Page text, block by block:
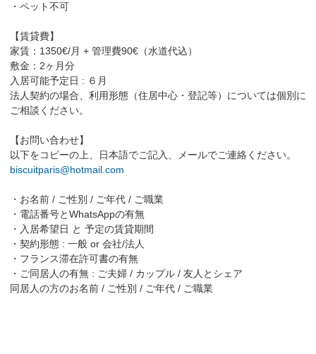
・ペット不可
【賃貸費】
家賃：1350€/月 + 管理費90€（水道代込）
敷金：2ヶ月分
入居可能予定日 : ６月
法人契約の場合、利用形態（住居中心・登記等）については個別に
ご相談ください。
【お問い合わせ】
以下をコピーの上、日本語でご記入、メールでご連絡ください。
biscuitparis@hotmail.com
・お名前 / ご性別 / ご年代 / ご職業
・電話番号とWhatsAppの有無
・入居希望日 と 予定の賃貸期間
・契約形態 : 一般 or 会社/法人
・フランス滞在許可書の有無
・ご同居人の有無 : ご夫婦 / カップル / 友人とシェア
同居人の方のお名前 / ご性別 / ご年代 / ご職業